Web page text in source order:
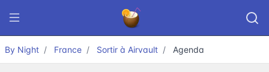
By Night France Sortir à Airvault Agenda